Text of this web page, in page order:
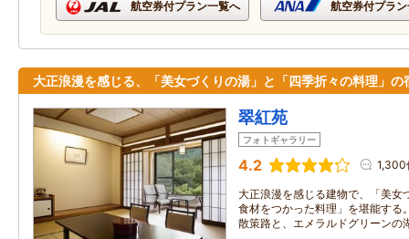
航空券付プラン一覧へ 航空券付プラ
大正浪漫を感じる、「美女づくりの湯」と「四季折々の料理」の
翠紅苑
フォトギャラリー
4.2 1,300
大正浪漫を感じる建物で、「美女
食材をつかった料理」を堪能する
散策路と、エメラルドグリーンの